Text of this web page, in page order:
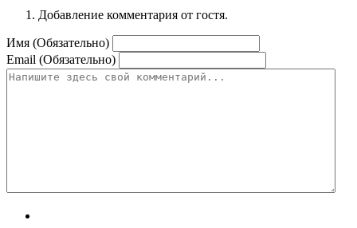
Добавление комментария от гостя.
Имя (Обязательно)
Email (Обязательно)